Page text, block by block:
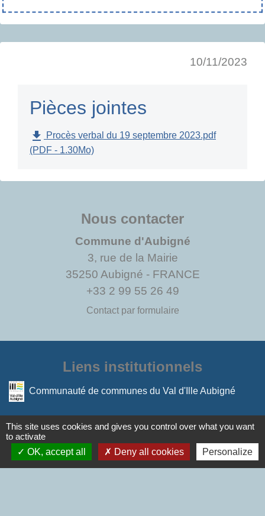
10/11/2023
Pièces jointes
file_download
Procès verbal du 19 septembre 2023.pdf
(PDF - 1.30Mo)
Nous contacter
Commune d'Aubigné
3, rue de la Mairie
35250 Aubigné - FRANCE
+33 2 99 55 26 49
Contact par formulaire
Liens institutionnels
Communauté de communes du Val d'Ille Aubigné
Mentions légales Politique de confidentialité
Accessibilité - Plan du site -
This site uses cookies and gives you control over what you want
to activate
OK, accept all
Deny all cookies Personalize